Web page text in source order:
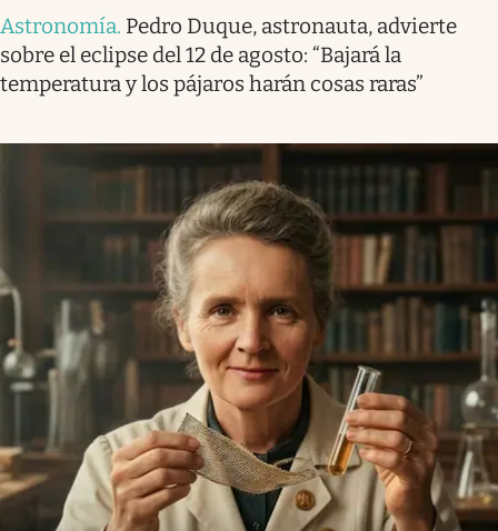
Astronomía. Pedro Duque, astronauta, advierte
sobre el eclipse del 12 de agosto: “Bajará la
temperatura y los pájaros harán cosas raras”